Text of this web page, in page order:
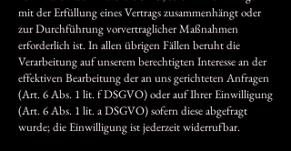
mit der Erfüllung eines Vertrags zusammenhängt oder
zur Durchführung vorvertraglicher Maßnahmen
erforderlich ist. In allen übrigen Fällen beruht die
Verarbeitung auf unserem berechtigten Interesse an der
effektiven Bearbeitung der an uns gerichteten Anfragen
(Art. 6 Abs. 1 lit. f DSGVO) oder auf Ihrer Einwilligung
(Art. 6 Abs. 1 lit. a DSGVO) sofern diese abgefragt
wurde; die Einwilligung ist jederzeit widerrufbar.